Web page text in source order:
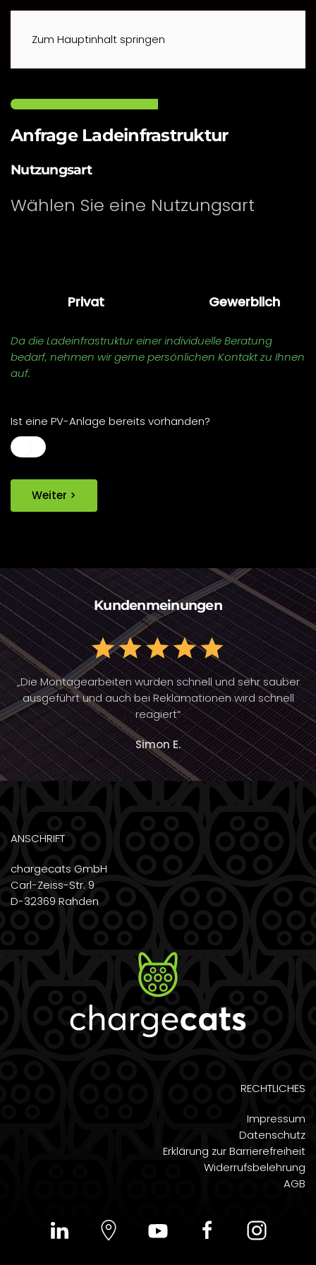
Zum Hauptinhalt springen
Anfrage Ladeinfrastruktur
Nutzungsart
Wählen Sie eine Nutzungsart
Privat Gewerblich
Da die Ladeinfrastruktur einer individuelle Beratung
bedarf, nehmen wir gerne persönlichen Kontakt zu Ihnen
auf.
Ist eine PV-Anlage bereits vorhanden?
Weiter >
Kundenmeinungen
„Die Montagearbeiten wurden schnell und sehr sauber
ausgeführt und auch bei Reklamationen wird schnell
reagiert“
Simon E.
ANSCHRIFT
chargecats GmbH
Carl-Zeiss-Str. 9
D-32369 Rahden
RECHTLICHES
Impressum
Datenschutz
Erklärung zur Barrierefreiheit
Widerrufsbelehrung
AGB